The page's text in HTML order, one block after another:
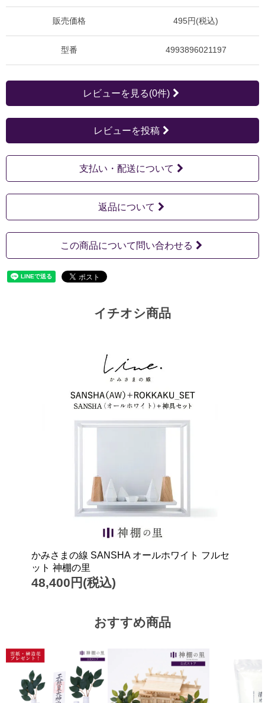
販売価格 495円(税込)
型番 4993896021197
レビューを見る(0件)
レビューを投稿
支払い・配送について
返品について
この商品について問い合わせる
イチオシ商品
かみさまの線 SANSHA オールホワイト フルセ
ット 神棚の里
48,400円(税込)
おすすめ商品